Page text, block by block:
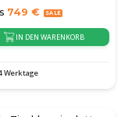
749 €
IN DEN WARENKORB
Werktage